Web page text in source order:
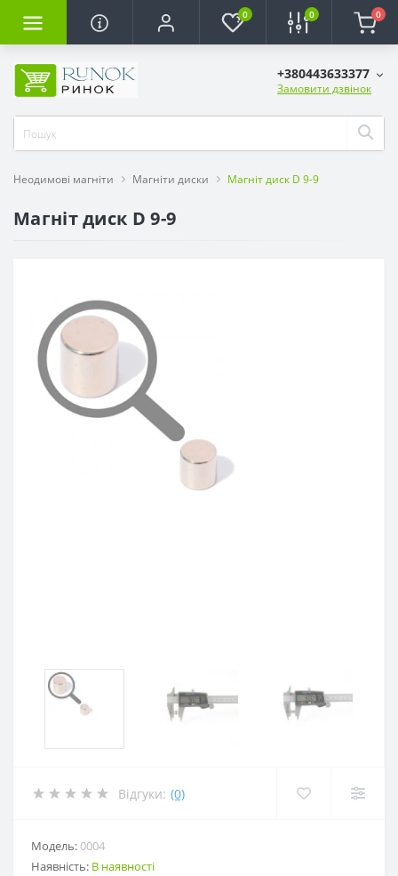
0 0 0
+380443633377
Замовити дзвінок
Неодимові магніти Магніти диски Магніт диск D 9-9
Магніт диск D 9-9
Відгуки: (0)
Модель:0004
Наявність: В наявності